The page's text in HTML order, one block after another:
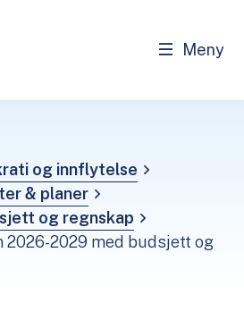
Meny
og innflytelse
& planer
og regnskap
2026-2029 med budsjett og